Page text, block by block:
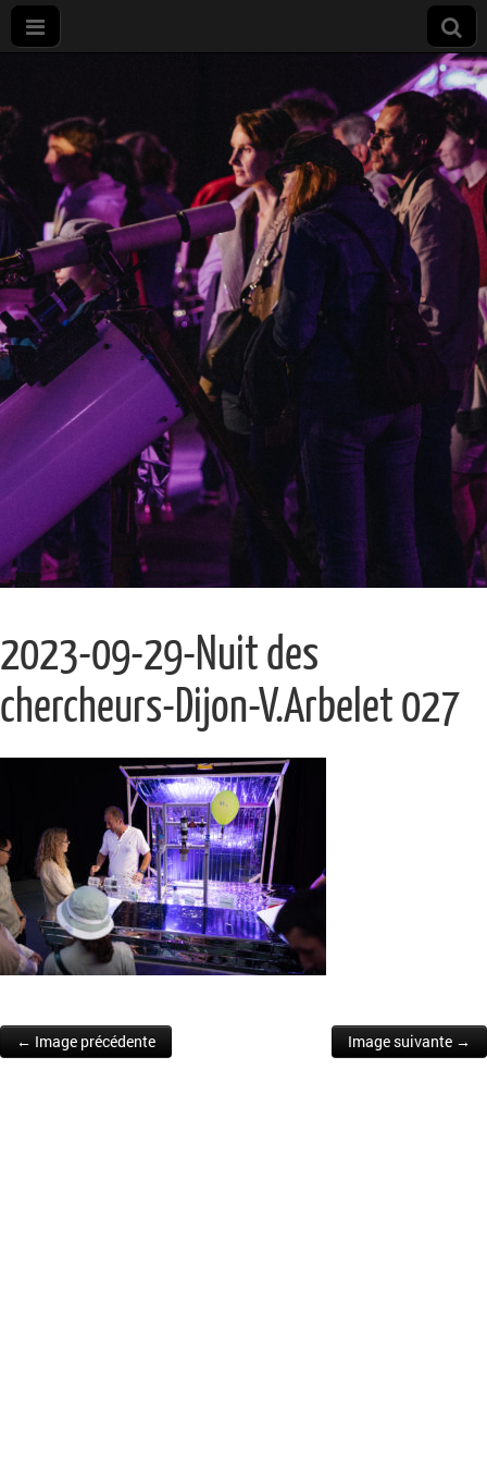
Nuit
européenne
des
chercheurs
à Dijon
2023-09-29-Nuit des
chercheurs-Dijon-V.Arbelet 027
Post navigation
← Image précédente Image suivante →